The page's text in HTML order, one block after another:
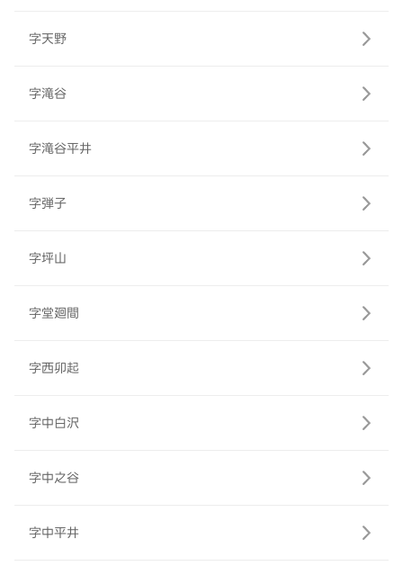
字天野
字滝谷
字滝谷平井
字弾子
字坪山
字堂廻間
字西卯起
字中白沢
字中之谷
字中平井